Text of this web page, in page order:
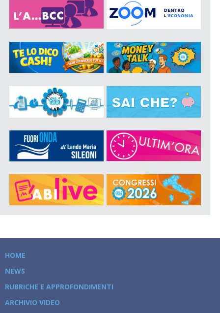
HOME
NEWS
RUBRICHE E APPROFONDIMENTI
ARCHIVIO VIDEO